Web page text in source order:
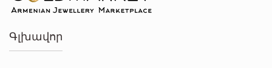
Գլխավոր